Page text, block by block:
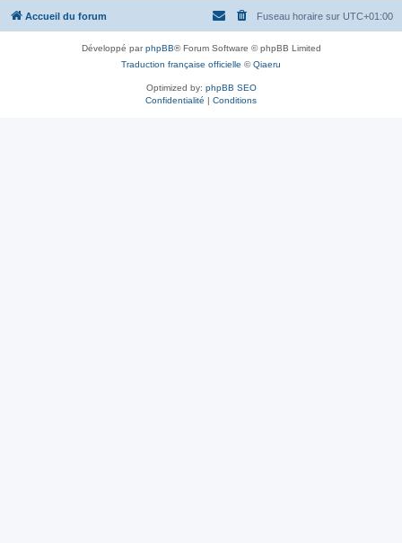
r
Accueil du forum Fuseau horaire sur UTC+01:00
Développé parphpBB® Forum Software © phpBB Limited
Traduction française officielle ©Qiaeru
Optimized by: phpBB SEO
Confidentialité | Conditions